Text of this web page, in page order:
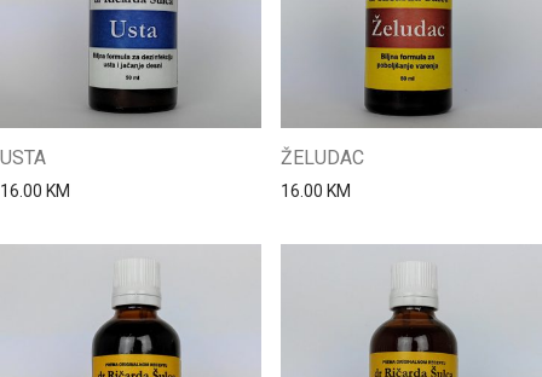
USTA
16.00 KM
ŽELUDAC
16.00 KM